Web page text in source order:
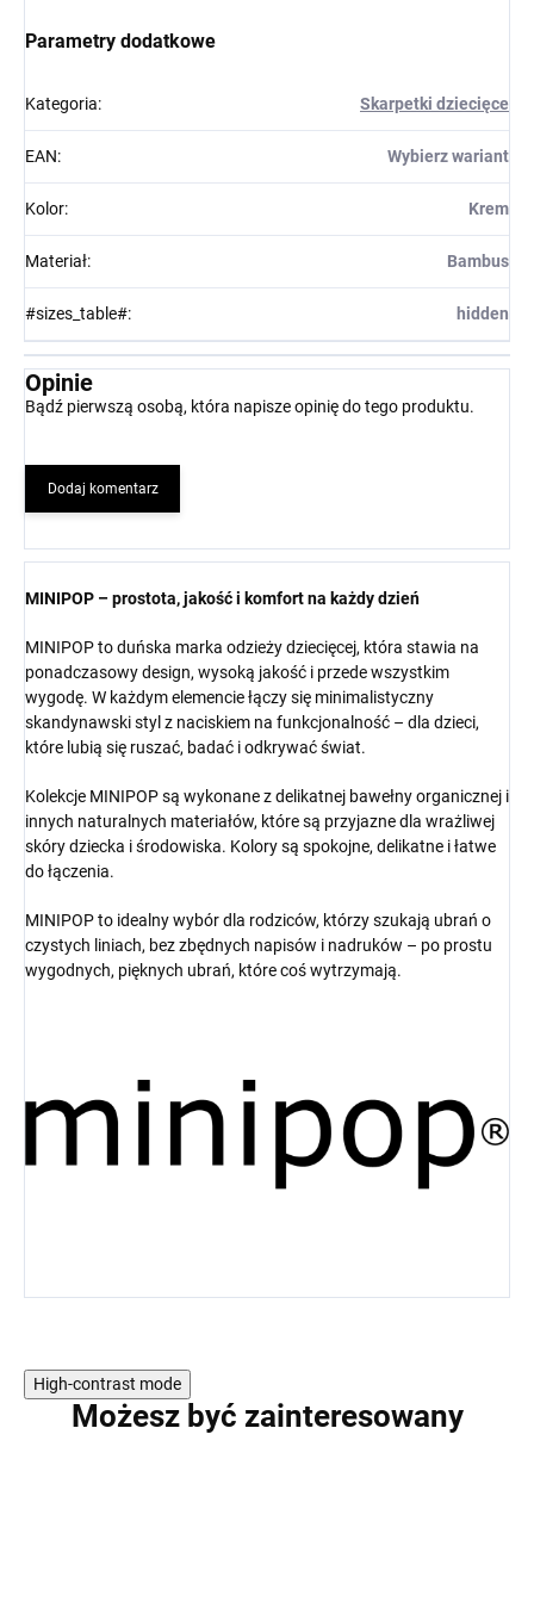
Parametry dodatkowe
Kategoria: Skarpetki dziecięce
EAN: Wybierz wariant
Kolor: Krem
Materiał: Bambus
#sizes_table#: hidden
Opinie
Bądź pierwszą osobą, która napisze opinię do tego produktu.
Dodaj komentarz
MINIPOP – prostota, jakość i komfort na każdy dzień
MINIPOP to duńska marka odzieży dziecięcej, która stawia na
ponadczasowy design, wysoką jakość i przede wszystkim
wygodę. W każdym elemencie łączy się minimalistyczny
skandynawski styl z naciskiem na funkcjonalność – dla dzieci,
które lubią się ruszać, badać i odkrywać świat.
Kolekcje MINIPOP są wykonane z delikatnej bawełny organicznej i
innych naturalnych materiałów, które są przyjazne dla wrażliwej
skóry dziecka i środowiska. Kolory są spokojne, delikatne i łatwe
do łączenia.
MINIPOP to idealny wybór dla rodziców, którzy szukają ubrań o
czystych liniach, bez zbędnych napisów i nadruków – po prostu
wygodnych, pięknych ubrań, które coś wytrzymają.
High-contrast mode
Możesz być zainteresowany